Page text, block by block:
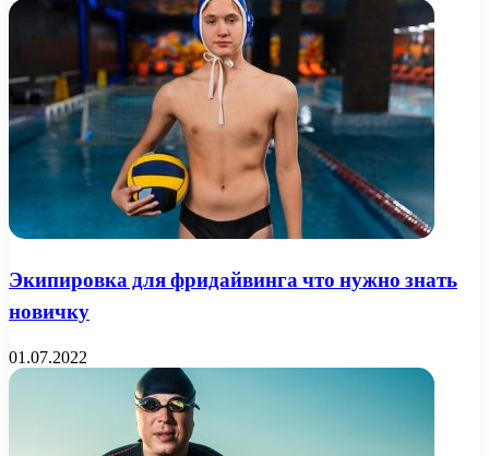
Экипировка для фридайвинга что нужно знать
новичку
01.07.2022